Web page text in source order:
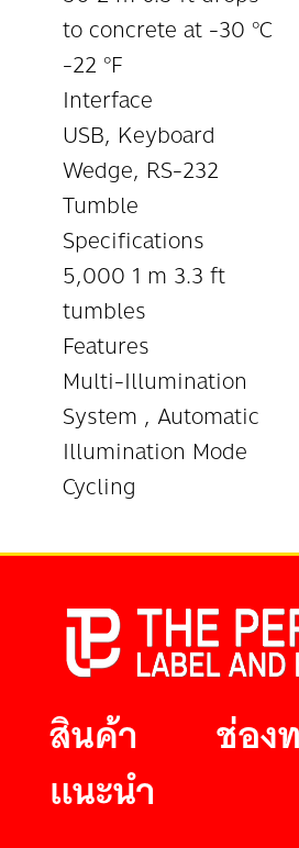
to concrete at -30 °C
-22 °F
Interface
USB, Keyboard
Wedge, RS-232
Tumble
Specifications
5,000 1 m 3.3 ft
tumbles
Features
Multi-Illumination
System , Automatic
Illumination Mode
Cycling
สินค้า
แนะนำ
ช่อง